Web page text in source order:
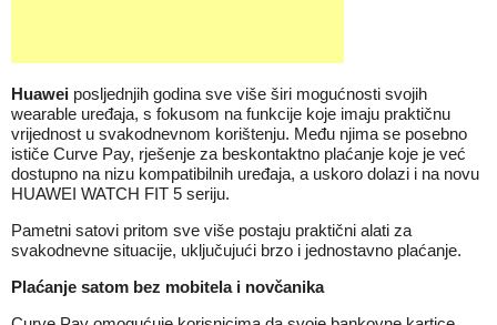
Huawei posljednjih godina sve više širi mogućnosti svojih
wearable uređaja, s fokusom na funkcije koje imaju praktičnu
vrijednost u svakodnevnom korištenju. Među njima se posebno
ističe Curve Pay, rješenje za beskontaktno plaćanje koje je već
dostupno na nizu kompatibilnih uređaja, a uskoro dolazi i na novu
HUAWEI WATCH FIT 5 seriju.
Pametni satovi pritom sve više postaju praktični alati za
svakodnevne situacije, uključujući brzo i jednostavno plaćanje.
Plaćanje satom bez mobitela i novčanika